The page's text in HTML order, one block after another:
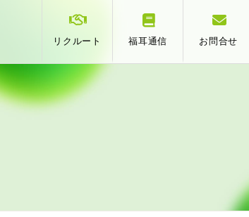
提
リクルート
福耳通信 お問合せ